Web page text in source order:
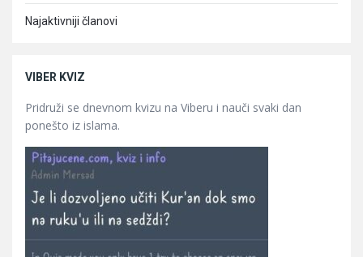
Najaktivniji članovi
VIBER KVIZ
Pridruži se dnevnom kvizu na Viberu i nauči svaki dan
ponešto iz islama.